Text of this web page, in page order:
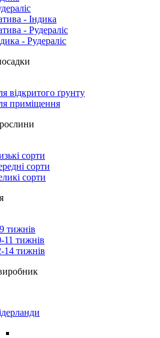
- Індика
- Рудераліс
- Рудераліс
відкритого ґрунту
приміщення
сорти
сорти
сорти
тижнів
11 тижнів
14 тижнів